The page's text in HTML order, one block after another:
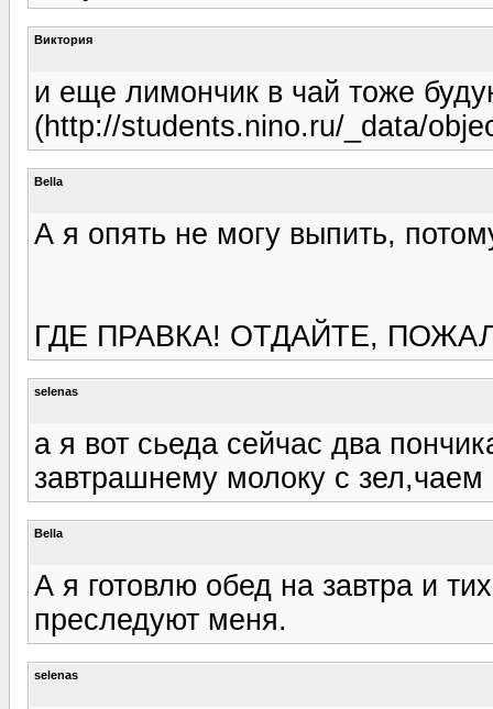
Виктория
и еще лимончик в чай тоже
(http://students.nino.ru/_data/
Bella
А я опять не могу выпить,
ГДЕ ПРАВКА! ОТДАЙТЕ,
selenas
а я вот сьеда сейчас два
завтрашнему молоку с зел,чаем
Bella
А я готовлю обед на завтра и
преследуют меня.
selenas